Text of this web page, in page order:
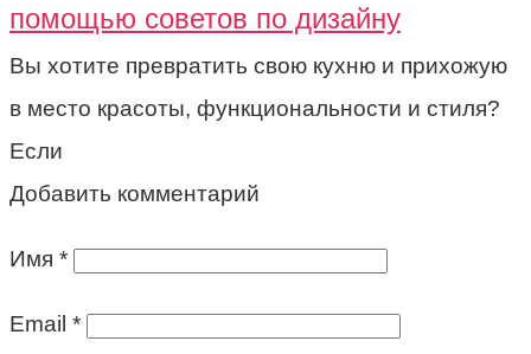
помощью советов по дизайну
Вы хотите превратить свою кухню и прихожую
в место красоты, функциональности и стиля?
Если
Добавить комментарий
Имя *
Email *